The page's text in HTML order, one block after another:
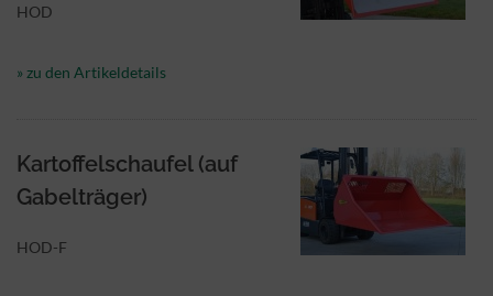
HOD
» zu den Artikeldetails
Kartoffelschaufel (auf
Gabelträger)
HOD-F